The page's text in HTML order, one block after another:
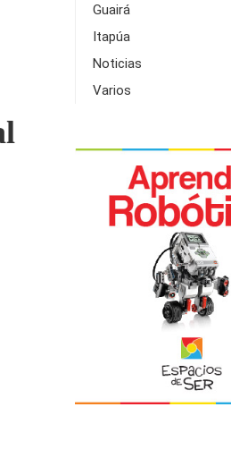
Guairá
Itapúa
Noticias
Varios